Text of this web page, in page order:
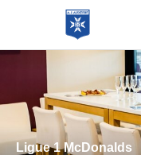
Retour au menu principal
Ligue 1 McDonalds